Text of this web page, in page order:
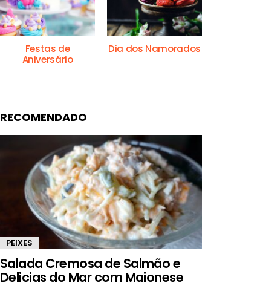
Festas de
Aniversário
Dia dos Namorados
RECOMENDADO
PEIXES
Salada Cremosa de Salmão e
Delicias do Mar com Maionese